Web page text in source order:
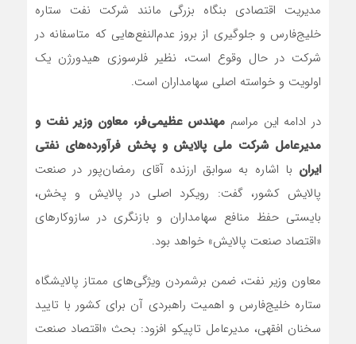
مدیریت اقتصادی بنگاه بزرگی مانند شرکت نفت ستاره
خلیج‌فارس و جلوگیری از بروز عدم‌النفع‌هایی که متاسفانه در
شرکت در حال وقوع است، نظیر فلرسوزی هیدورژن یک
اولویت و خواسته اصلی سهامداران است.
در ادامه این مراسم مهندس عظیمی‌فر، معاون وزیر نفت و
مدیرعامل شرکت ملی پالایش و پخش فرآورده‌های نفتی
ایران با اشاره به سوابق ارزنده آقای رمضان‌پور در صنعت
پالایش کشور، گفت: رویکرد اصلی در پالایش و پخش،
بایستی حفظ منافع سهامداران و بازنگری در سازوکارهای
«اقتصاد صنعت پالایش» خواهد بود.
معاون وزیر نفت، ضمن برشمردن ویژگی‌های ممتاز پالایشگاه
ستاره خلیج‌فارس و اهمیت راهبردی آن برای کشور با تایید
سخنان افقهی، مدیرعامل تاپیکو افزود: بحث «اقتصاد صنعت